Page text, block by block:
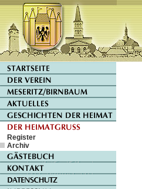
Register
Archiv